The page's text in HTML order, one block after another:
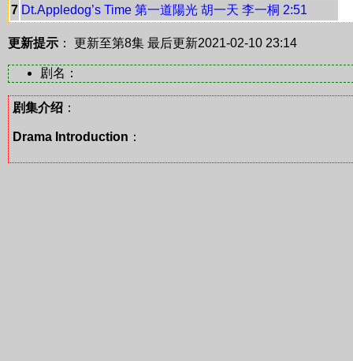
7 Dt.Appledog’s Time 第一道陽光 胡一天 李一桐 2:51
更新提示 ： 更新至第8集 最后更新2021-02-10 23:14
剧名：
剧集介绍 ：
Drama Introduction ：